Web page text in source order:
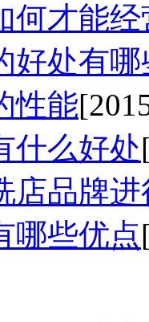
何才能经
好处有哪
性能
什么好处
店品牌进
哪些优点